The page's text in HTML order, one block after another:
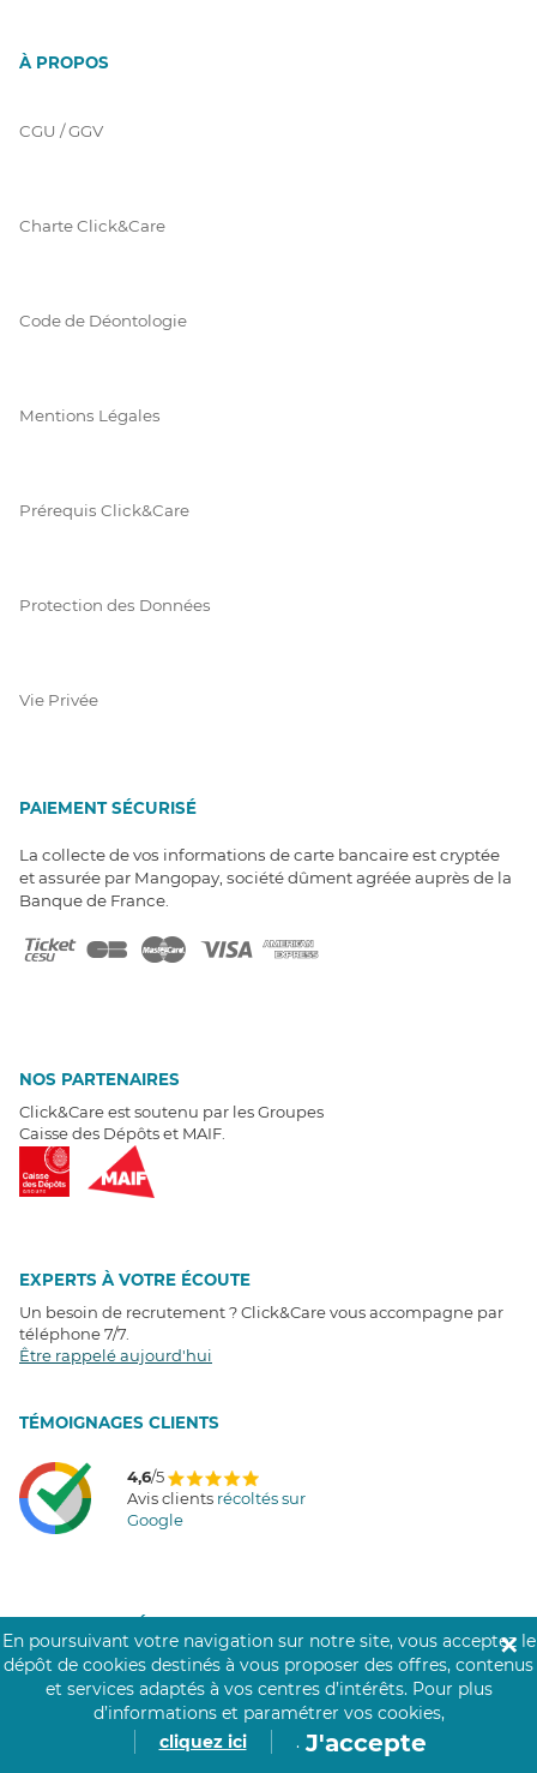
À PROPOS
CGU / GGV
Charte Click&Care
Code de Déontologie
Mentions Légales
Prérequis Click&Care
Protection des Données
Vie Privée
PAIEMENT SÉCURISÉ
La collecte de vos informations de carte bancaire est cryptée
et assurée par Mangopay, société dûment agréée auprès de la
Banque de France.
NOS PARTENAIRES
Click&Care est soutenu par les Groupes
Caisse des Dépôts et MAIF.
EXPERTS À VOTRE ÉCOUTE
Un besoin de recrutement ? Click&Care vous accompagne par
téléphone 7/7
Être rappelé aujourd'hui
TÉMOIGNAGES CLIENTS
4,6/5
Avis clients récoltés sur
Google
En poursuivant votre navigation sur notre site, vous acceptez le
dépôt de cookies destinés à vous proposer des offres, contenus
et services adaptés à vos centres d’intérêts. Pour plus
d’informations et paramétrer vos cookies,
cliquez ici
. J'accepte
✕